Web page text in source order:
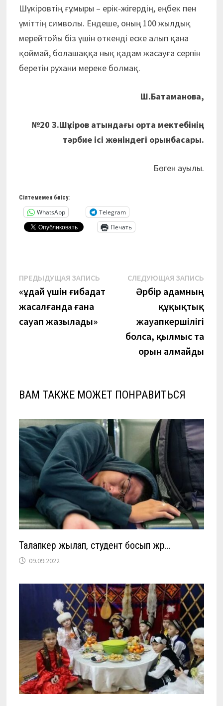
Шүкіровтің ғұмыры – ерік-жігердің, еңбек пен
үміттің символы. Ендеше, оның 100 жылдық
мерейтойы біз үшін өткенді еске алып қана
қоймай, болашаққа нық қадам жасауға серпін
беретін рухани мереке болмақ.
Ш.Батаманова,
№20 З.Шүкіров атындағы орта мектебінің
тәрбие ісі жөніндегі орынбасары.
Бөген ауылы.
Сілтемемен бөлісу:
WhatsApp
Telegram
Печать
Навигация
по
записям
ПРЕДЫДУЩАЯ ЗАПИСЬПредыдущая
запись:
«Құдай үшін ғибадат
жасалғанда ғана
сауап жазылады»
СЛЕДУЮЩАЯ ЗАПИСЬ
Әрбір адамның
құқықтық
жауапкершілігі
болса, қылмыс та
орын алмайды
ВАМ ТАКЖЕ МОЖЕТ ПОНРАВИТЬСЯ
Талапкер жылап, студент босып жүр…
09.09.2022